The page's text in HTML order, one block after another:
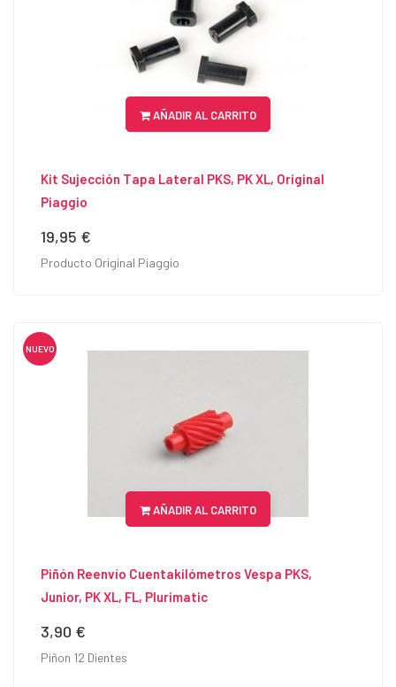
AÑADIR AL CARRITO
Kit Sujección Tapa Lateral PKS, PK XL, Original
Piaggio
Precio
19,95 €
Producto Original Piaggio
NUEVO
AÑADIR AL CARRITO
Piñón Reenvío Cuentakilómetros Vespa PKS,
Junior, PK XL, FL, Plurimatic
Precio
3,90 €
Piñon 12 Dientes